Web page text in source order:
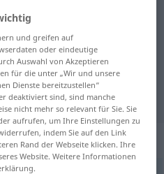
Übersetzung für
Übersetzung
: transitives Verb
und greifen auf
oder eindeutige
Auswahl von Akzeptieren
für die unter „Wir und unsere
Dienste bereitzustellen“
deaktiviert sind, sind manche
nicht mehr so relevant für Sie. Sie
aufrufen, um Ihre Einstellungen zu
indem Sie auf den Link
Rand der Webseite klicken. Ihre
Website. Weitere Informationen